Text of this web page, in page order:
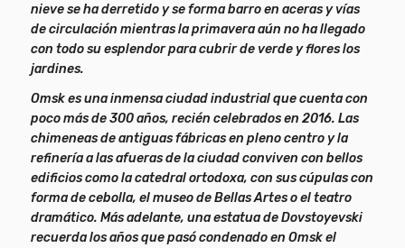
nieve se ha derretido y se forma barro en aceras y vías
de circulación mientras la primavera aún no ha llegado
con todo su esplendor para cubrir de verde y flores los
jardines.
Omsk es una inmensa ciudad industrial que cuenta con
poco más de 300 años, recién celebrados en 2016. Las
chimeneas de antiguas fábricas en pleno centro y la
refinería a las afueras de la ciudad conviven con bellos
edificios como la catedral ortodoxa, con sus cúpulas con
forma de cebolla, el museo de Bellas Artes o el teatro
dramático. Más adelante, una estatua de Dovstoyevski
recuerda los años que pasó condenado en Omsk el